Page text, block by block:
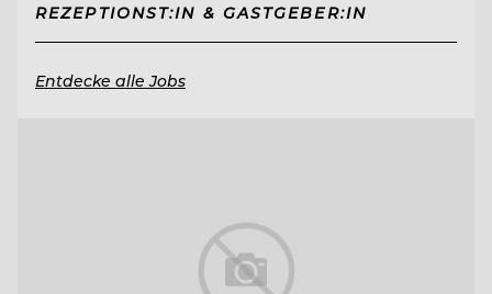
REZEPTIONST:IN & GASTGEBER:IN
Entdecke alle Jobs